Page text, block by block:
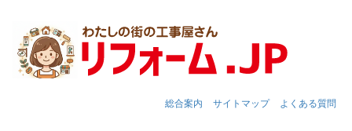
総合案内 サイトマップ
よくある質問